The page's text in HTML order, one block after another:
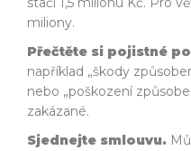
miliony.
Přečtěte si pojistné
například „škody
nebo „poškození
zakázané.
Sjednejte smlouvu.